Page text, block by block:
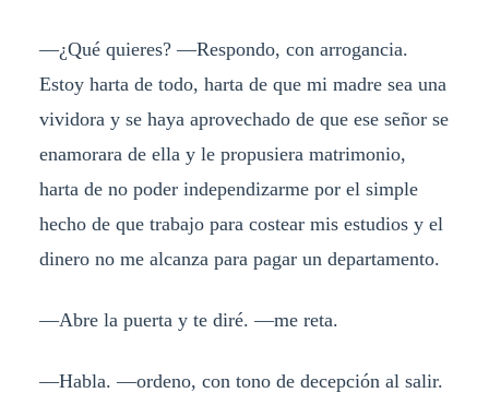
—¿Qué quieres? —Respondo, con arrogancia.
Estoy harta de todo, harta de que mi madre sea una
vividora y se haya aprovechado de que ese señor se
enamorara de ella y le propusiera matrimonio,
harta de no poder independizarme por el simple
hecho de que trabajo para costear mis estudios y el
dinero no me alcanza para pagar un departamento.
—Abre la puerta y te diré. —me reta.
—Habla. —ordeno, con tono de decepción al salir.